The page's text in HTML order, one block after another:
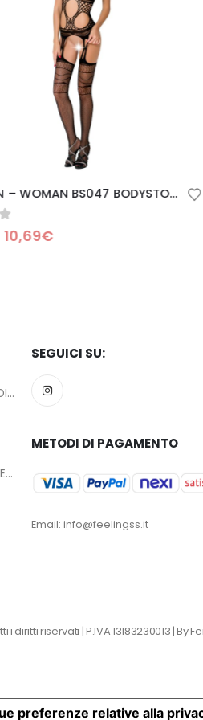
0Su 5
MASTURBATORE FLESHJACK DIEGO SANS SEX MACHINE BUTT
FLESHLIGHT - QUICKSHOT RILEY REID UTOPIA COMPATTA
SEGUICI SU:
METODI DI PAGAMENTO
Email: info@feelingss.it
diritti riservati | P.IVA 13183230013 |By
preferenze relative alla